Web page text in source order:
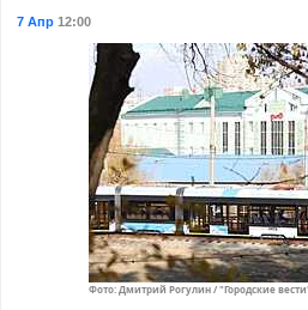
7 Апр12:00
Фото: Дмитрий Рогулин / "Городские